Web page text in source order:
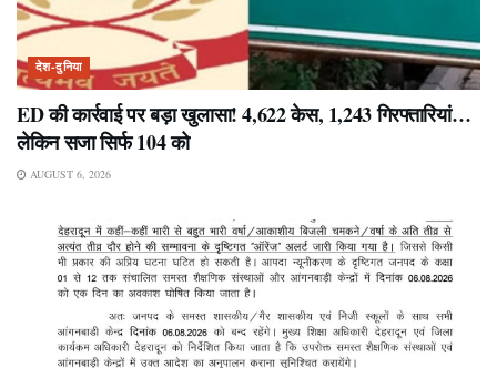
देश-दुनिया
ED की कार्रवाई पर बड़ा खुलासा! 4,622 केस, 1,243 गिरफ्तारियां…
लेकिन सजा सिर्फ 104 को
AUGUST 6, 2026